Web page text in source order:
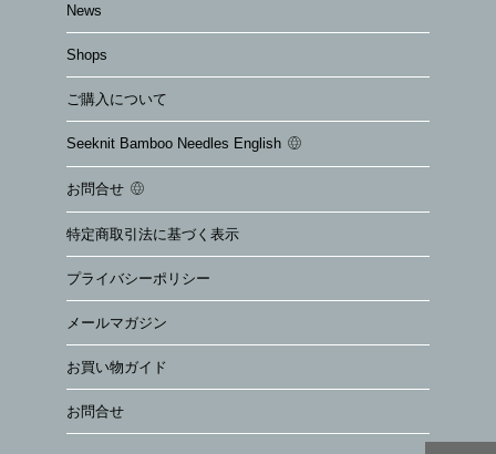
News
Shops
ご購入について
Seeknit Bamboo Needles English
お問合せ
特定商取引法に基づく表示
プライバシーポリシー
メールマガジン
お買い物ガイド
お問合せ